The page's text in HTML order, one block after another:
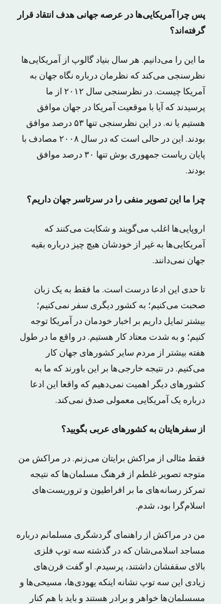
پس چرا آمریکایی‌ها در عرصه جهانی هدف انتقاد قرار
گرفته‌اند؟
ما این را می‌دانیم. هر سال بنیاد گالوپ از آمریکایی‌ها
نظرسنجی می‌کند که نظرمان درباره نگاه جهان به
آمریکا چیست. در نظرسنجی سال ۲۰۱۲ از ما
پرسیدند که آیا با موقعیت آمریکا در جهان موافق
هستیم یا نه. در این نظرسنجی تنها ۵۳ درصد موافق
بودند. این در حالی است که در سال ۲۰۰۸ مصادف با
پایان ریاست جمهوری بوش تنها ۳۰ درصد موافق
بودند.
چرا ما این تصویر منفی را در سرتاسر جهان داریم؟
اروپایی‌ها اغلب می‌گویند و شکایت می‌کنند که
آمریکایی‌ها به غیر از خودشان هیچ چیز درباره بقیه
جهان نمی‌دانند.
تا حدی این ادعا درست است. ما فقط به یک زبان
صحبت می‌کنیم؛ به کشور دیگری سفر نمی‌کنیم؛
بیشتر تمایل داریم بر اخبار خودمان در آمریکا توجه
کنیم؛ و به شدت معتاد کار هستیم. در واقع ما در طول
هفته بیشتر از مردم سایر کشورهای جهان کار
می‌کنیم. در نتیجه خارجی‌ها بر این باورند که ما به
کشورهای دیگر اهمیت نمی‌دهیم که واقعا این ادعا
درباره یک آمریکایی معمولی صدق نمی‌کند.
از سفرهایتان به کشورهای عربی بگویید؟
فقط مثالی از مراکش برایتان می‌زنم. در مراکش من
متوجه تصویر غلطم از فرهنگ مسلمان‌ها که نتیجه
تمرکز رسانه‌های ما بر افراطیون و تروریست‌های
اسلام‌گرا بود، شدم.
من در مراکش از راهنمای گردشگری مسلمانم درباره
مساجد اسلامی‌شان که در گذشته سه توپ فلزی
بالای سقفشان داشتند، پرسیدم. او گفت قرن‌های
زیادی این سه توپ نشانه اینکه یهودی‌ها، مسیحی‌ها و
مسسلمان‌ها خواهر و برادر هستند و باید با هم کنار